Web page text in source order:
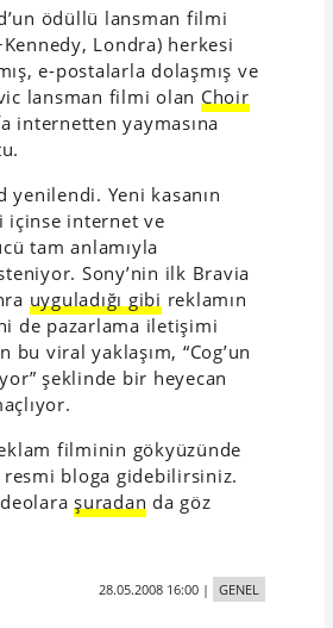
ödüllü lansman filmi
Londra) herkesi
e-postalarla dolaşmış ve
lansman filmi olan Choir
internetten yaymasına
yenilendi. Yeni kasanın
içinse internet ve
tam anlamıyla
Sony’nin ilk Bravia
uyguladığı gibi reklamın
de pazarlama iletişimi
bu viral yaklaşım, “Cog’un
şeklinde bir heyecan
filminin gökyüzünde
resmi bloga gidebilirsiniz.
şuradan da göz
28.05.2008 16:00| GENEL